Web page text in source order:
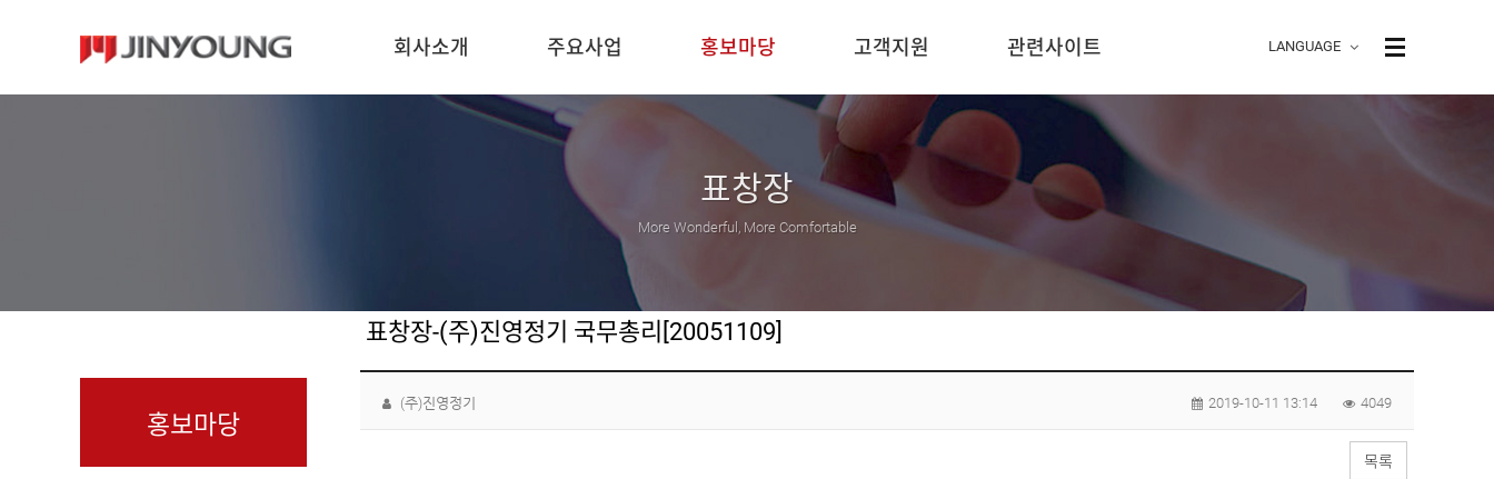
LANGUAGE
회사소개 주요사업 홍보마당 고객지원 관련사이트
표창장
More Wonderful, More Comfortable
홍보마당
표창장-(주)진영정기 국무총리[20051109]
(주)진영정기 2019-10-11 13:14 4049
목록